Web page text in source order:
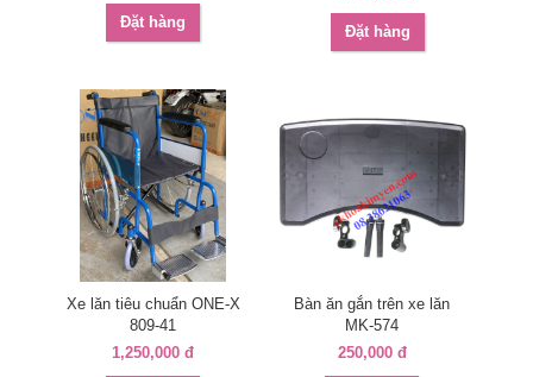
Đặt hàng
Đặt hàng
Xe lăn tiêu chuẩn ONE-X
809-41
1,250,000 đ
Bàn ăn gắn trên xe lăn
MK-574
250,000 đ